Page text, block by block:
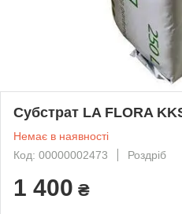
Субстрат LA FLORA
Немає в наявності
Код: 00000002473
Роздріб
1 400 ₴